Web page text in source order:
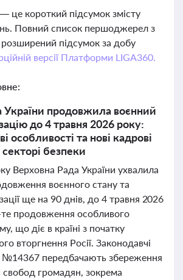
це короткий підсумок змісту
Повний список першоджерел з
підсумок за добу
версії Платформи LIGA360.
України продовжила воєнний
до 4 травня 2026 року:
особливості та нові кадрові
безпеки
Верховна Рада України ухвалила
воєнного стану та
ще на 90 днів, до 4 травня 2026
продовження особливого
що діє в країні з початку
вторгнення Росії. Законодавчі
передбачають збереження
громадян, зокрема